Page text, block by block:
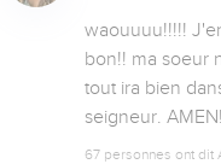
waouuuu!!!!!
bon!! ma soeur
tout ira bien
seigneur.
67 personnes ont dit